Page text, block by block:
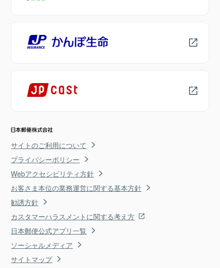
サイトのご利用について
プライバシーポリシー
Webアクセシビリティ方針
お客さま本位の業務運営に関する基本方針
勧誘方針
カスタマーハラスメントに関する考え方
日本郵便公式アプリ一覧
ソーシャルメディア
サイトマップ